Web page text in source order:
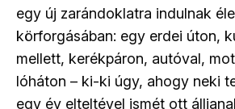
egy új zarándoklatra indulnak
körforgásában: egy erdei úton,
mellett, kerékpáron, autóval,
lóháton – ki-ki úgy, ahogy neki
egy év elteltével ismét ott